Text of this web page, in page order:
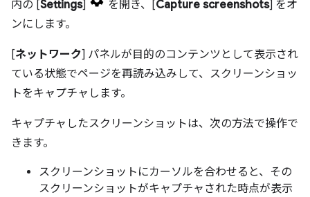
内の [Settings] を開き、[Capture screenshots] をオ
ンにします。
[ネットワーク] パネルが目的のコンテンツとして表示され
ている状態でページを再読み込みして、スクリーンショッ
トをキャプチャします。
キャプチャしたスクリーンショットは、次の方法で操作で
きます。
スクリーンショットにカーソルを合わせると、その
スクリーンショットがキャプチャされた時点が表示